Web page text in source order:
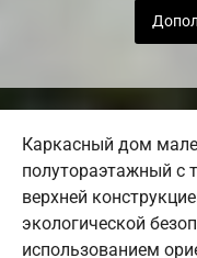
Каркасный дом
полутораэтажный с
верхней
экологической
использованием